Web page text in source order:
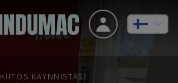
KIITOS KÄYNNISTÄSI